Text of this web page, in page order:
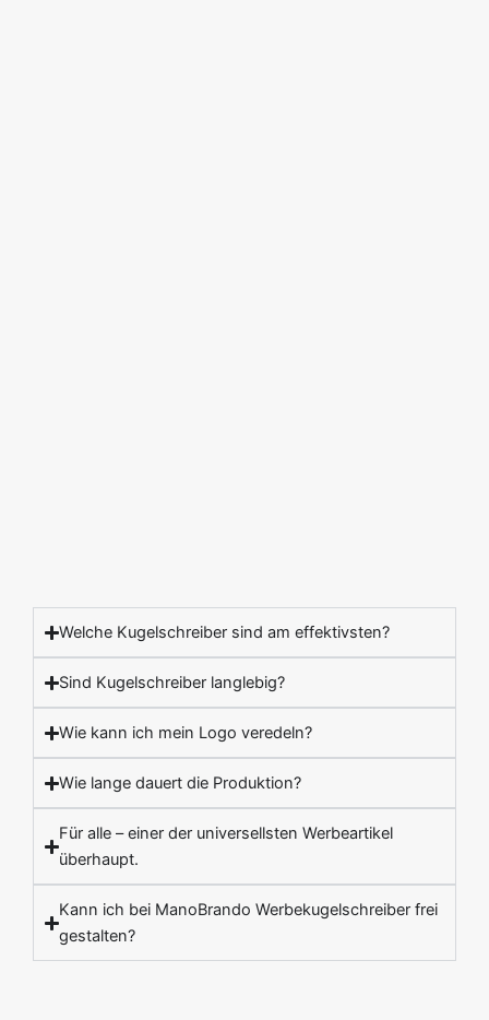
Welche Kugelschreiber sind am effektivsten?
Sind Kugelschreiber langlebig?
Wie kann ich mein Logo veredeln?
Wie lange dauert die Produktion?
Für alle – einer der universellsten Werbeartikel
überhaupt.
Kann ich bei ManoBrando Werbekugelschreiber frei
gestalten?